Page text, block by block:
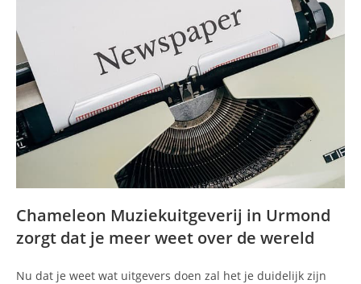
Chameleon Muziekuitgeverij in Urmond
zorgt dat je meer weet over de wereld
Nu dat je weet wat uitgevers doen zal het je duidelijk zijn